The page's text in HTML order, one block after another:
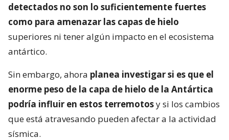
detectados no son lo suficientemente fuertes
como para amenazar las capas de hielo
superiores ni tener algún impacto en el ecosistema
antártico.
Sin embargo, ahora planea investigar si es que el
enorme peso de la capa de hielo de la Antártica
podría influir en estos terremotosy si los cambios
que está atravesando pueden afectar a la actividad
sísmica.